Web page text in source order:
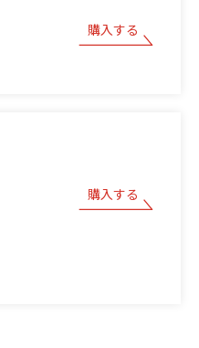
購入する
購入する